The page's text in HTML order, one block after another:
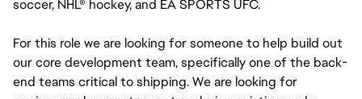
soccer, NHL® hockey, and EA SPORTS UFC.
For this role we are looking for someone to help build out
our core development team, specifically one of the back-
end teams critical to shipping. We are looking for